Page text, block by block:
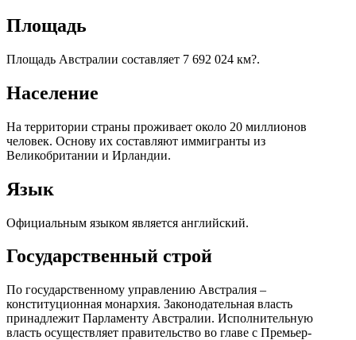
Площадь
Площадь Австралии составляет 7 692 024 км?.
Население
На территории страны проживает около 20 миллионов
человек. Основу их составляют иммигранты из
Великобритании и Ирландии.
Язык
Официальным языком является английский.
Государственный строй
По государственному управлению Австралия –
конституционная монархия. Законодательная власть
принадлежит Парламенту Австралии. Исполнительную
власть осуществляет правительство во главе с Премьер-